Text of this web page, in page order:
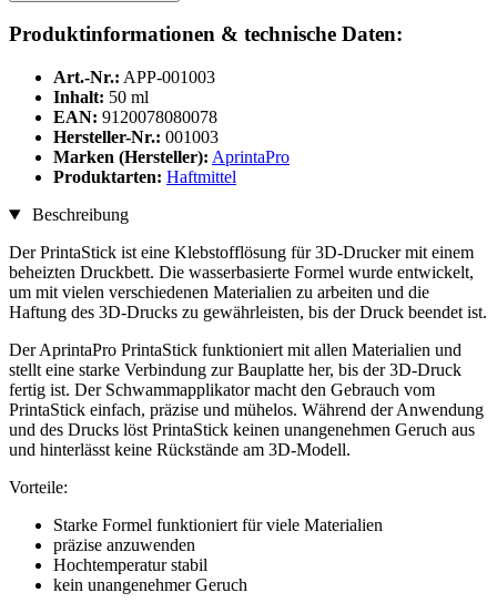
Produktinformationen & technische Daten:
Art.-Nr.: APP-001003
Inhalt: 50 ml
EAN: 9120078080078
Hersteller-Nr.: 001003
Marken (Hersteller): AprintaPro
Produktarten: Haftmittel
Beschreibung
Der PrintaStick ist eine Klebstofflösung für 3D-Drucker mit einem
beheizten Druckbett. Die wasserbasierte Formel wurde entwickelt,
um mit vielen verschiedenen Materialien zu arbeiten und die
Haftung des 3D-Drucks zu gewährleisten, bis der Druck beendet ist.
Der AprintaPro PrintaStick funktioniert mit allen Materialien und
stellt eine starke Verbindung zur Bauplatte her, bis der 3D-Druck
fertig ist. Der Schwammapplikator macht den Gebrauch vom
PrintaStick einfach, präzise und mühelos. Während der Anwendung
und des Drucks löst PrintaStick keinen unangenehmen Geruch aus
und hinterlässt keine Rückstände am 3D-Modell.
Vorteile:
Starke Formel funktioniert für viele Materialien
präzise anzuwenden
Hochtemperatur stabil
kein unangenehmer Geruch